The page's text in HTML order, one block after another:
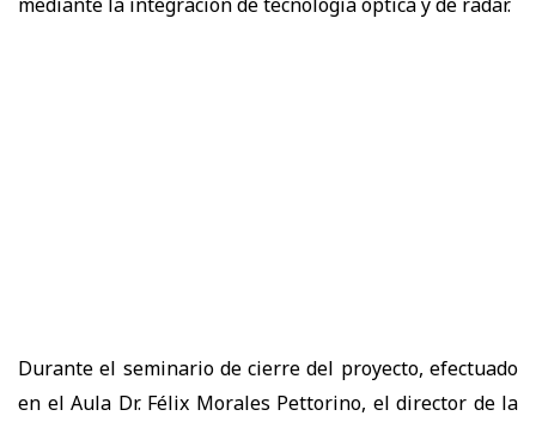
Durante el seminario de cierre del proyecto, efectuado
en el Aula Dr. Félix Morales Pettorino, el director de la